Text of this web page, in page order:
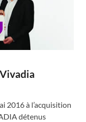
2016 à l’acquisition
détenus